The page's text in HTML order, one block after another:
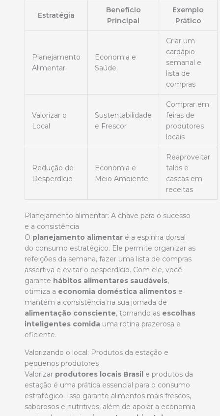
Estratégia
Benefício
Principal
Exemplo
Prático
Planejamento
Alimentar
Economia e
Saúde
Criar um
cardápio
semanal e
lista de
compras
Valorizar o
Local
Sustentabilidade
e Frescor
Comprar em
feiras de
produtores
locais
Redução de
Desperdício
Economia e
Meio Ambiente
Reaproveitar
talos e
cascas em
receitas
Planejamento alimentar: A chave para o sucesso
e a consistência
O planejamento alimentar é a espinha dorsal
do consumo estratégico. Ele permite organizar as
refeições da semana, fazer uma lista de compras
assertiva e evitar o desperdício. Com ele, você
garante hábitos alimentares saudáveis,
otimiza a economia doméstica alimentos e
mantém a consistência na sua jornada de
alimentação consciente, tornando as escolhas
inteligentes comida uma rotina prazerosa e
eficiente.
Valorizando o local: Produtos da estação e
pequenos produtores
Valorizar produtores locais Brasil e produtos da
estação é uma prática essencial para o consumo
estratégico. Isso garante alimentos mais frescos,
saborosos e nutritivos, além de apoiar a economia